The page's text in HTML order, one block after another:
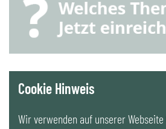
YouTube
LinkedIn
Cookie Hinweis
Wir verwenden auf unserer